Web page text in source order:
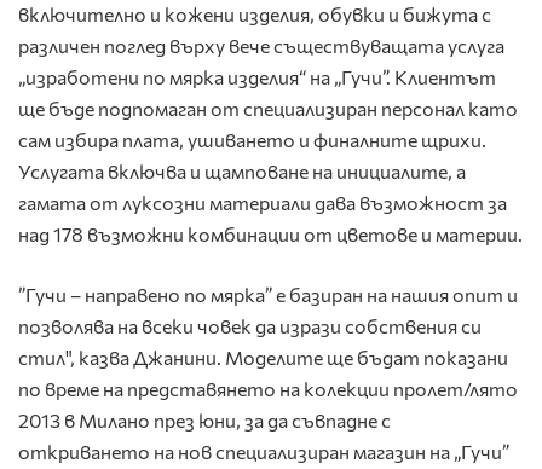
включително и кожени изделия, обувки и бижута с
различен поглед върху вече съществуващата услуга
„изработени по мярка изделия“ на „Гучи”. Клиентът
ще бъде подпомаган от специализиран персонал като
сам избира плата, ушиването и финалните щрихи.
Услугата включва и щамповане на инициалите, а
гамата от луксозни материали дава възможност за
над 178 възможни комбинации от цветове и материи.
”Гучи – направено по мярка” е базиран на нашия опит и
позволява на всеки човек да изрази собствения си
стил", казва Джанини. Моделите ще бъдат показани
по време на представянето на колекции пролет/лято
2013 в Милано през юни, за да съвпадне с
откриването на нов специализиран магазин на „Гучи”